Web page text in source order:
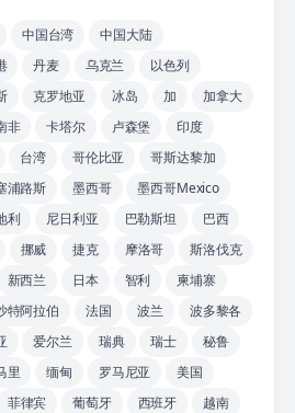
中国台湾
中国大陆
丹麦 乌克兰
以色列
克罗地亚 冰岛 加
加拿大
非 卡塔尔 卢森堡
印度
台湾 哥伦比亚
哥斯达黎加
浦路斯 墨西哥
墨西哥Mexico
利 尼日利亚 巴勒斯坦
巴西
挪威 捷克 摩洛哥
斯洛伐克
新西兰 日本 智利
柬埔寨
特阿拉伯 法国 波兰
波多黎各
爱尔兰 瑞典 瑞士
秘鲁
里 缅甸 罗马尼亚
美国
菲律宾 葡萄牙 西班牙
越南